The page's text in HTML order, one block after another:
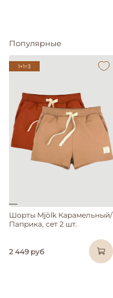
Популярные
1+1=3
Шорты Mjölk Карамельный/
Паприка, сет 2 шт.
2 449 руб